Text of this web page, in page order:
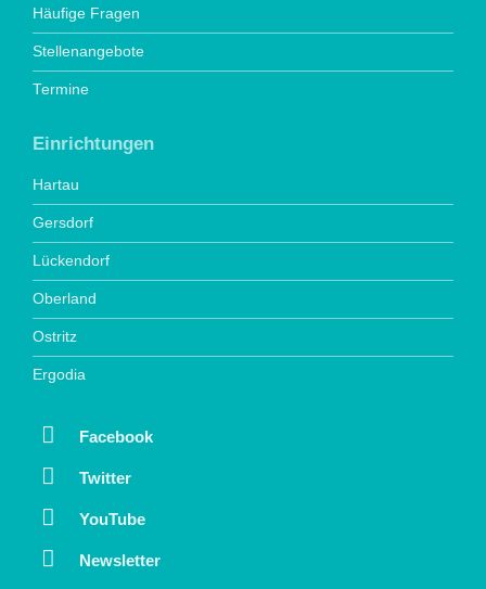
Häufige Fragen
Stellenangebote
Termine
Einrichtungen
Hartau
Gersdorf
Lückendorf
Oberland
Ostritz
Ergodia
Facebook
Twitter
YouTube
Newsletter